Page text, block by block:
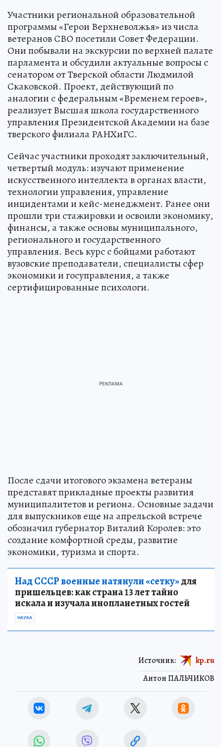
Участники региональной образовательной
программы «Герои Верхневолжья» из числа
ветеранов СВО посетили Совет Федерации.
Они побывали на экскурсии по верхней палате
парламента и обсудили актуальные вопросы с
сенатором от Тверской области Людмилой
Скаковской. Проект, действующий по
аналогии с федеральным «Временем героев»,
реализует Высшая школа государственного
управления Президентской Академии на базе
тверского филиала РАНХиГС.
Сейчас участники проходят заключительный,
четвертый модуль: изучают применение
искусственного интеллекта в органах власти,
технологии управления, управление
инцидентами и кейс-менеджмент. Ранее они
прошли три стажировки и освоили экономику,
финансы, а также основы муниципального,
регионального и государственного
управления. Весь курс с бойцами работают
вузовские преподаватели, специалисты сфер
экономики и госуправления, а также
сертифицированные психологи.
После сдачи итогового экзамена ветераны
представят прикладные проекты развития
муниципалитетов и региона. Основные задачи
для выпускников еще на апрельской встрече
обозначил губернатор Виталий Королев: это
создание комфортной среды, развитие
экономики, туризма и спорта.
Над СССР военные натянули «сетку»для
пришельцев: как страна 13 лет тайно
искала и изучала инопланетных гостей
НАУКА
Антон ПАЛЬЧИКОВ
Источник: kp.ru